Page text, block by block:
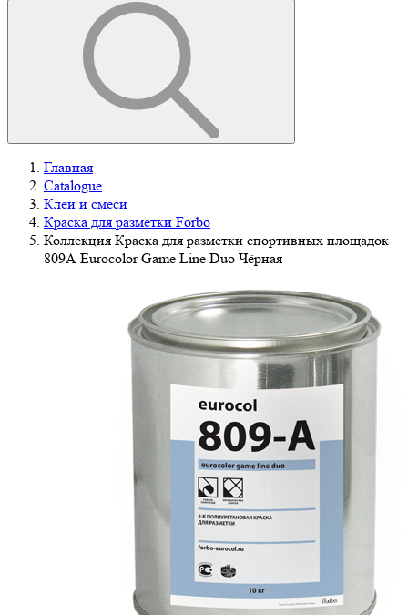
Главная
Catalogue
Клеи и смеси
Краска для разметки Forbo
Коллекция Краска для разметки спортивных площадок
809А Eurocolor Game Line Duo Чёрная